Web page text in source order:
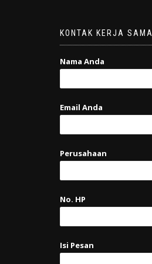
KONTAK KERJA SAMA
Nama Anda
Email Anda
Perusahaan
No. HP
Isi Pesan